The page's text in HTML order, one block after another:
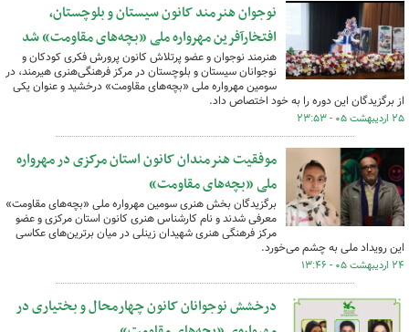
نوجوان هنرمند کانون سیستان و بلوچستان،
افتخارآفرین مهرواره ملی «بچه‌های مقاومت» شد
هنرمند نوجوان و عضو پرتلاش کانون پرورش فکری کودکان و
نوجوانان سیستان و بلوچستان در مرکز فرهنگی‌هنری هیرمند، در
سومین مهرواره ملی «بچه‌های مقاومت» درخشید و عنوان یکی
از برگزیدگان این دوره را به خود اختصاص داد.
۲۵ اردیبهشت ۰۵ - ۲۳:۵۳
موفقیت هنرمندان کانون استان مرکزی در مهرواره
ملی «بچه‌های مقاومت»
برگزیدگان بخش هنری سومین مهرواره ملی «بچه‌های مقاومت»
معرفی شدند و نام کارشناس هنری کانون استان مرکزی و عضو
مرکز فرهنگی هنری شهیدان زینلی در میان برترین‌های عکاسی
این رویداد ملی به چشم می‌خورد.
۲۴ اردیبهشت ۰۵ - ۱۳:۴۶
درخشش نوجوانان کانون چهارمحال و بختیاری در